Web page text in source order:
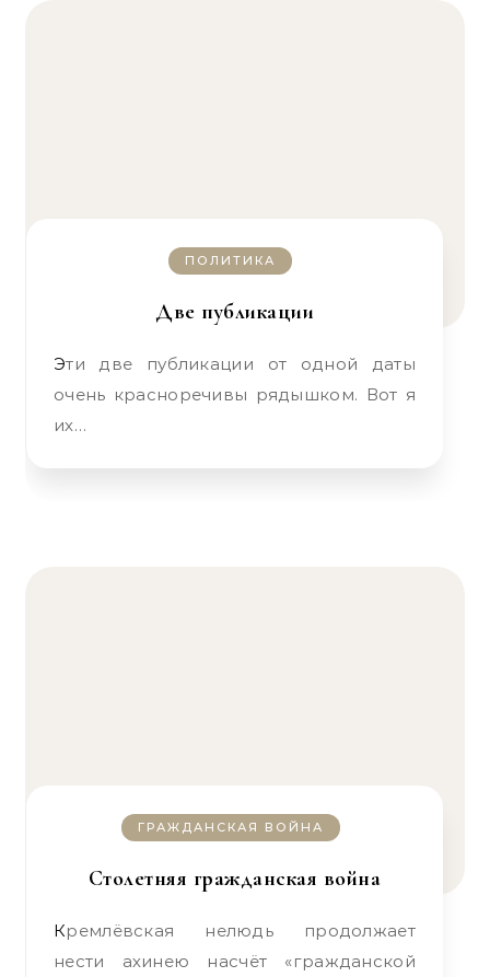
ПОЛИТИКА
Две публикации
Эти две публикации от одной даты
очень красноречивы рядышком. Вот я
их…
ГРАЖДАНСКАЯ ВОЙНА
Столетняя гражданская война
Кремлёвская нелюдь продолжает
нести ахинею насчёт «гражданской